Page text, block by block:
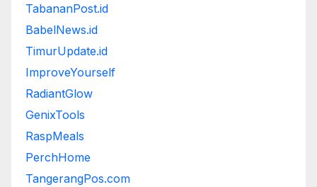
TabananPost.id
BabelNews.id
TimurUpdate.id
ImproveYourself
RadiantGlow
GenixTools
RaspMeals
PerchHome
TangerangPos.com